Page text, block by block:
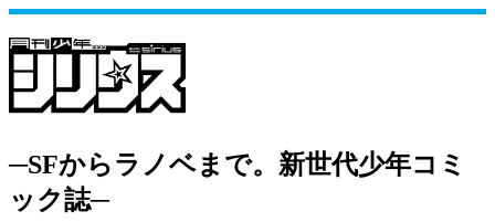
─SFからラノベまで。新世代少年コミ
ック誌─